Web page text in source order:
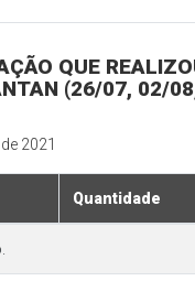
QUE
(26/07, 02/
2021
Quantidade